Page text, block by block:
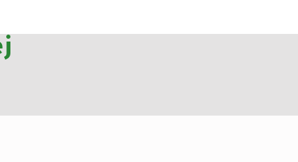
dzieci do